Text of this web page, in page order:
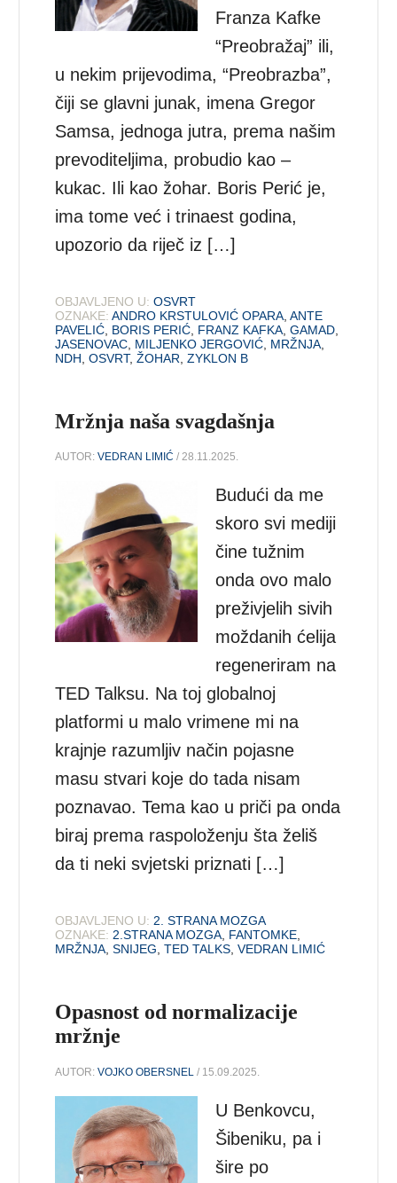
Franza Kafke
“Preobražaj” ili,
u nekim prijevodima, “Preobrazba”,
čiji se glavni junak, imena Gregor
Samsa, jednoga jutra, prema našim
prevoditeljima, probudio kao –
kukac. Ili kao žohar. Boris Perić je,
ima tome već i trinaest godina,
upozorio da riječ iz […]
OBJAVLJENO U: OSVRT
OZNAKE: ANDRO KRSTULOVIĆ OPARA ,ANTE
PAVELIĆ BORIS PERIĆ FRANZ KAFKA ,GAMAD
JASENOVAC MILJENKO JERGOVIĆ MRŽNJA
NDH ,OSVRT,ŽOHAR ,ZYKLON B
Mržnja naša svagdašnja
AUTOR:VEDRAN LIMIĆ / 28.11.2025.
Budući da me
skoro svi mediji
čine tužnim
onda ovo malo
preživjelih sivih
moždanih ćelija
regeneriram na
TED Talksu. Na toj globalnoj
platformi u malo vrimene mi na
krajnje razumljiv način pojasne
masu stvari koje do tada nisam
poznavao. Tema kao u priči pa onda
biraj prema raspoloženju šta želiš
da ti neki svjetski priznati […]
OBJAVLJENO U: 2. STRANA MOZGA
OZNAKE: 2.STRANA MOZGA, FANTOMKE,
MRŽNJA,SNIJEG,TED TALKS,VEDRAN LIMIĆ
Opasnost od normalizacije
mržnje
AUTOR:VOJKO OBERSNEL / 15.09.2025.
U Benkovcu,
Šibeniku, pa i
šire po